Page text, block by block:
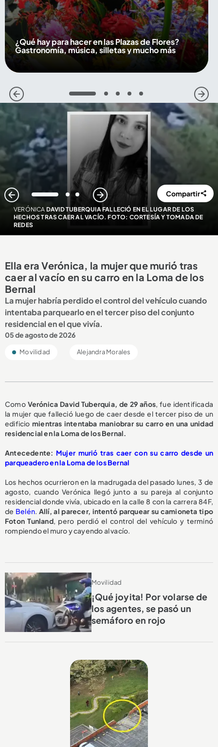
¿Qué hay para hacer en las Plazas de Flores?
Gastronomía, música, silletas y mucho más
1 2 3 4 5
VERÓNICA DAVID TUBERQUIA FALLECIÓ EN EL LUGAR DE LOS
HECHOS TRAS CAER AL VACÍO. FOTO: CORTESÍA Y TOMADA DE
REDES
1 2 3 Compartir
Ella era Verónica, la mujer que murió tras
caer al vacío en su carro en la Loma de los
Bernal
La mujer habría perdido el control del vehículo cuando
intentaba parquearlo en el tercer piso del conjunto
residencial en el que vivía.
05 de agosto de 2026
Movilidad Alejandra Morales
Como Verónica David Tuberquia, de 29 años, fue identificada
la mujer que falleció luego de caer desde el tercer piso de un
edificio mientras intentaba maniobrar su carro en una unidad
residencial en la Loma de los Bernal.
Antecedente: Mujer murió tras caer con su carro desde un
parqueadero en la Loma de los Bernal
Los hechos ocurrieron en la madrugada del pasado lunes, 3 de
agosto, cuando Verónica llegó junto a su pareja al conjunto
residencial donde vivía, ubicado en la calle 8 con la carrera 84F,
de Belén. Allí, al parecer, intentó parquear su camioneta tipo
Foton Tunland, pero perdió el control del vehículo y terminó
rompiendo el muro y cayendo al vacío.
Movilidad
¡Qué joyita! Por volarse de
los agentes, se pasó un
semáforo en rojo